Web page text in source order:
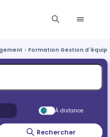
Formation Gestion
À distance
Rechercher